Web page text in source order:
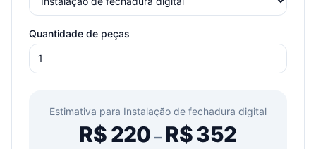
Quantidade de peças
Estimativa para Instalação de fechadura digital
R$220 –R$352